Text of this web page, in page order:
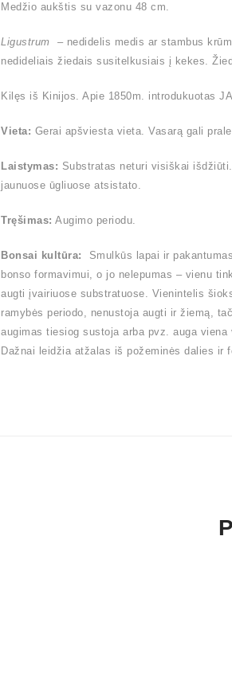
Medžio aukštis su vazonu 48 cm.
Ligustrum
– nedidelis medis ar stambus
nedideliais žiedais susitelkusiais į kekes.
Kilęs iš Kinijos. Apie 1850m. introdukuotas
Vieta: Gerai apšviesta vieta. Vasarą gali
Laistymas: Substratas neturi visiškai
jaunuose ūgliuose atsistato.
Tręšimas: Augimo periodu.
Bonsai kultūra: Smulkūs lapai ir
bonso formavimui, o jo nelepumas – vienu
augti įvairiuose substratuose. Vienintelis
ramybės periodo, nenustoja augti ir žiemą,
augimas tiesiog sustoja arba pvz. auga
Dažnai leidžia atžalas iš požeminės dalies ir